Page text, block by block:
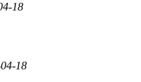
18
18